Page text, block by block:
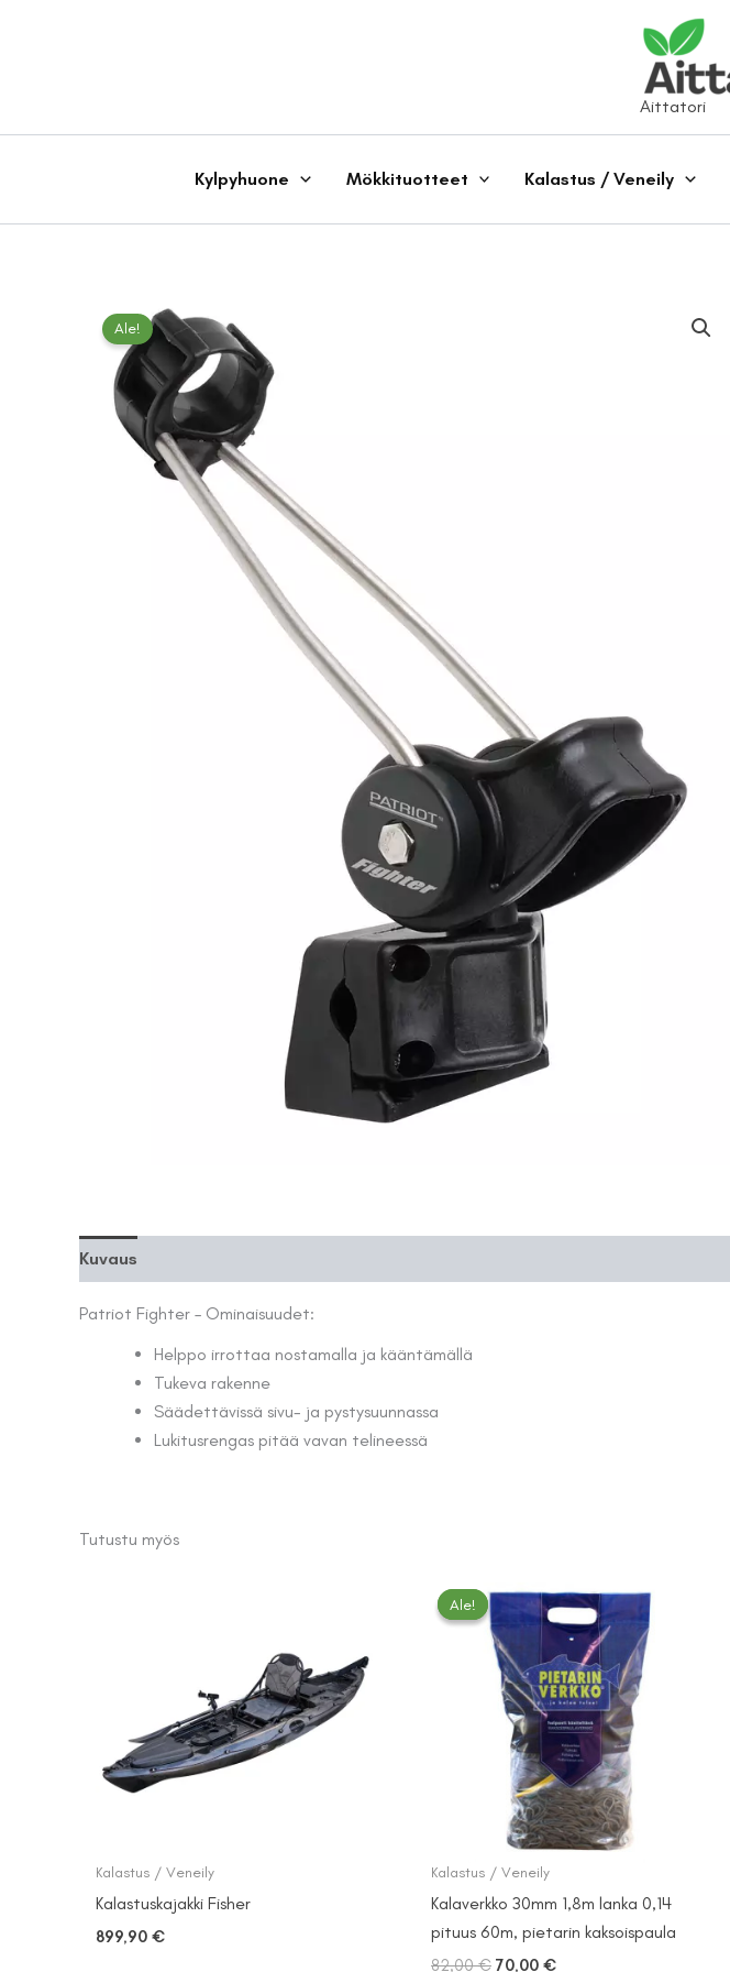
Aittatori
Kylpyhuone Mökkituotteet Kalastus / Veneily
Ale!
Kuvaus
Patriot Fighter – Ominaisuudet:
Helppo irrottaa nostamalla ja kääntämällä
Tukeva rakenne
Säädettävissä sivu- ja pystysuunnassa
Lukitusrengas pitää vavan telineessä
Tutustu myös
Kalastus / Veneily
Kalastuskajakki Fisher
899,90 €
Ale!
Ale!
Kalastus / Veneily
Kalaverkko 30mm 1,8m lanka 0,14
pituus 60m, pietarin kaksoispaula
82,00€ Alkuperäinen
70,00 €Nykyinen